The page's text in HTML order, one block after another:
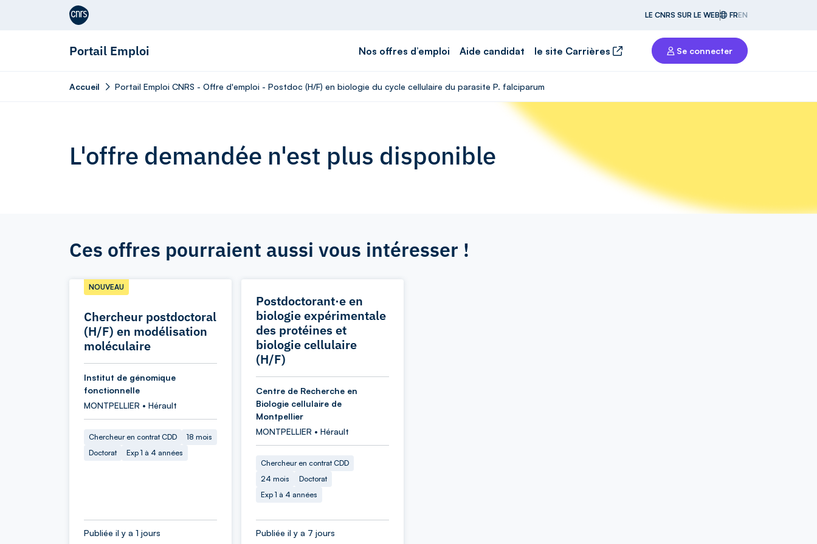
Aller au contenu
LE CNRS SUR LE WEB FREN
Portail Emploi Nos offres d’emploi Aide candidat le site Carrières Se connecter
Accueil Portail Emploi CNRS - Offre d'emploi - Postdoc (H/F) en biologie du cycle cellulaire du parasite P. falciparum
L'offre demandée n'est plus disponible
Ces offres pourraient aussi vous intéresser !
Chercheur postdoctoral
(H/F) en modélisation
moléculaire
NOUVEAU
Institut de génomique
fonctionnelle
MONTPELLIER • Hérault
Chercheur en contrat CDD
18 mois
Doctorat
Exp 1 à 4 années
Publiée il y a 1 jours
Postdoctorant·e en
biologie expérimentale
des protéines et
biologie cellulaire
(H/F)
Centre de Recherche en
Biologie cellulaire de
Montpellier
MONTPELLIER • Hérault
Chercheur en contrat CDD
24 mois
Doctorat
Exp 1 à 4 années
Publiée il y a 7 jours